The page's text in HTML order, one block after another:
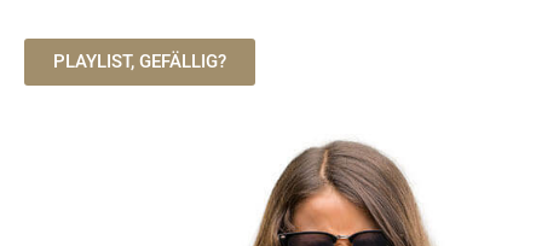
PLAYLIST, GEFÄLLIG?